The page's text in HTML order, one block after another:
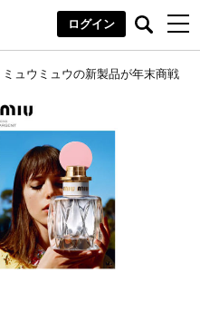
ログイン
ミュウミュウの新製品が年末商戦